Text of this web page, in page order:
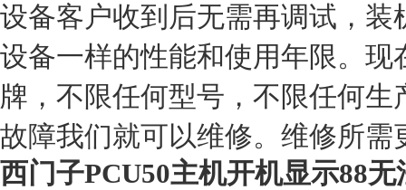
设备客户收到后无需再调试，
设备一样的性能和使用年限。
牌，不限任何型号，不限任何
故障我们就可以维修。维修所
西门子PCU50主机开机显示88无